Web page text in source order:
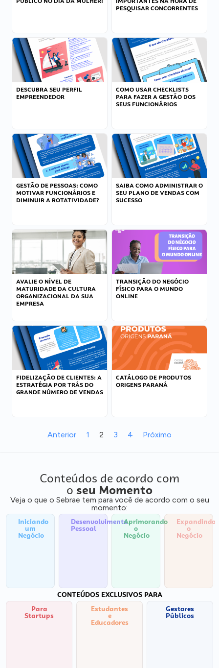
PESQUISAR CONCORRENTES
DESCUBRA SEU PERFIL
EMPREENDEDOR
COMO USAR CHECKLISTS
PARA FAZER A GESTÃO DOS
SEUS FUNCIONÁRIOS
GESTÃO DE PESSOAS: COMO
MOTIVAR FUNCIONÁRIOS E
DIMINUIR A ROTATIVIDADE?
SAIBA COMO ADMINISTRAR O
SEU PLANO DE VENDAS COM
SUCESSO
AVALIE O NÍVEL DE
MATURIDADE DA CULTURA
ORGANIZACIONAL DA SUA
EMPRESA
TRANSIÇÃO DO NEGÓCIO
FÍSICO PARA O MUNDO
ONLINE
FIDELIZAÇÃO DE CLIENTES: A
ESTRATÉGIA POR TRÁS DO
GRANDE NÚMERO DE VENDAS
CATÁLOGO DE PRODUTOS
ORIGENS PARANÁ
Anterior 1 2 3 4 Próximo
Conteúdos de acordo com
o seu Momento
Veja o que o Sebrae tem para você de acordo com o seu
momento:
Iniciando
um
Negócio
Desenvolvimento
Pessoal
Aprimorando
o
Negócio
Expandindo
o
Negócio
CONTEÚDOS EXCLUSIVOS PARA
Para
Startups
Estudantes
e
Educadores
Gestores
Públicos